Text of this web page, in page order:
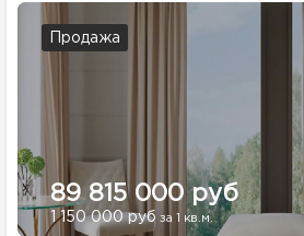
Продажа
89 815 000 руб
1 150 000 руб за 1 кв.м.